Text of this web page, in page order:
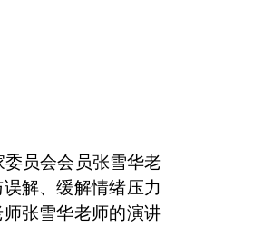
员会会员张雪华老
解、缓解情绪压力
张雪华老师的演讲